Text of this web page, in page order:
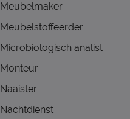
Meubelmaker
Meubelstoffeerder
Microbiologisch analist
Monteur
Naaister
Nachtdienst